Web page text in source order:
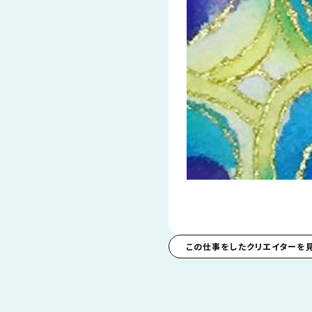
この仕事をしたクリエイターを